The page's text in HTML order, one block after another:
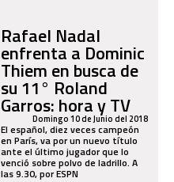
Rafael Nadal
enfrenta a Dominic
Thiem en busca de
su 11° Roland
Garros: hora y TV
Domingo 10 de Junio del 2018
El español, diez veces campeón
en París, va por un nuevo título
ante el último jugador que lo
venció sobre polvo de ladrillo. A
las 9.30, por ESPN